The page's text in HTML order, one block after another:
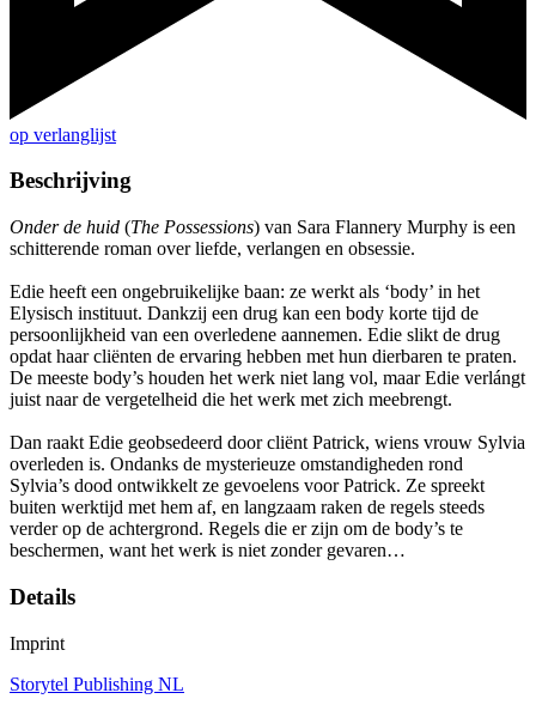
op verlanglijst
Beschrijving
Onder de huid (The Possessions) van Sara Flannery Murphy is een
schitterende roman over liefde, verlangen en obsessie.
Edie heeft een ongebruikelijke baan: ze werkt als ‘body’ in het
Elysisch instituut. Dankzij een drug kan een body korte tijd de
persoonlijkheid van een overledene aannemen. Edie slikt de drug
opdat haar cliënten de ervaring hebben met hun dierbaren te praten.
De meeste body’s houden het werk niet lang vol, maar Edie verlángt
juist naar de vergetelheid die het werk met zich meebrengt.
Dan raakt Edie geobsedeerd door cliënt Patrick, wiens vrouw Sylvia
overleden is. Ondanks de mysterieuze omstandigheden rond
Sylvia’s dood ontwikkelt ze gevoelens voor Patrick. Ze spreekt
buiten werktijd met hem af, en langzaam raken de regels steeds
verder op de achtergrond. Regels die er zijn om de body’s te
beschermen, want het werk is niet zonder gevaren…
Details
Imprint
Storytel Publishing NL